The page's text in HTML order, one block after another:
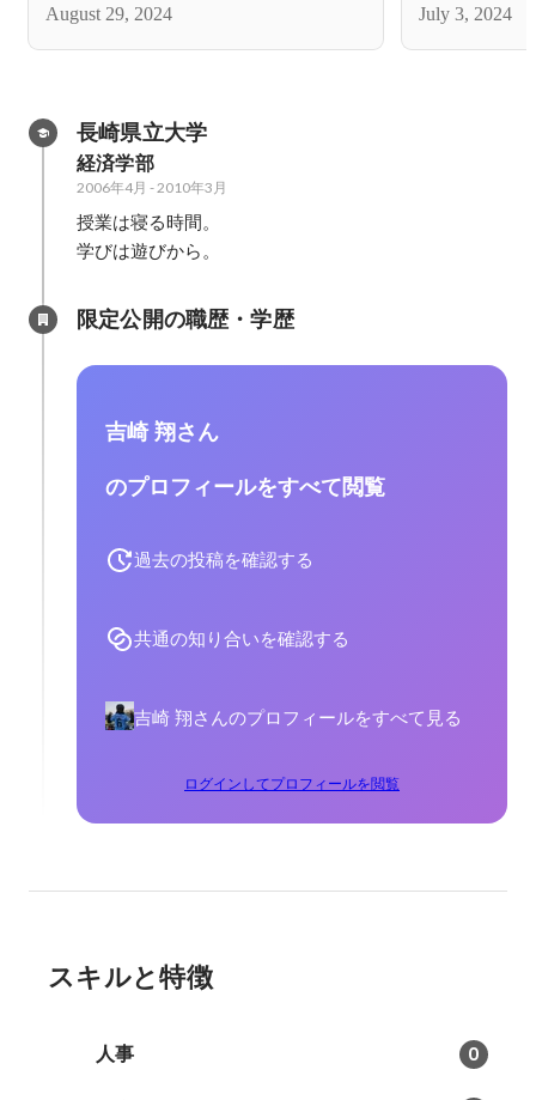
August 29, 2024 July 3, 2024
長崎県立大学
経済学部
2006年4月 - 2010年3月
授業は寝る時間。
学びは遊びから。
限定公開の職歴・学歴
吉崎 翔さん
のプロフィールをすべて閲覧
過去の投稿を確認する
共通の知り合いを確認する
吉崎 翔さんのプロフィールをすべて見る
ログインしてプロフィールを閲覧
スキルと特徴
人事 0